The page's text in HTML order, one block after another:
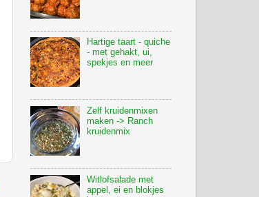
Hartige taart - quiche
- met gehakt, ui,
spekjes en meer
Zelf kruidenmixen
maken -> Ranch
kruidenmix
Witlofsalade met
appel, ei en blokjes